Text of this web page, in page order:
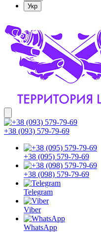
Укр
+38 (093) 579-79-69
+38 (095) 579-79-69
+38 (098) 579-79-69
Telegram
Viber
WhatsApp